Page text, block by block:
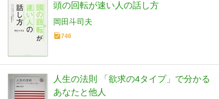
頭の回転が速い人の話し方
岡田斗司夫
746
人生の法則 「欲求の4タイプ」で分かる
あなたと他人